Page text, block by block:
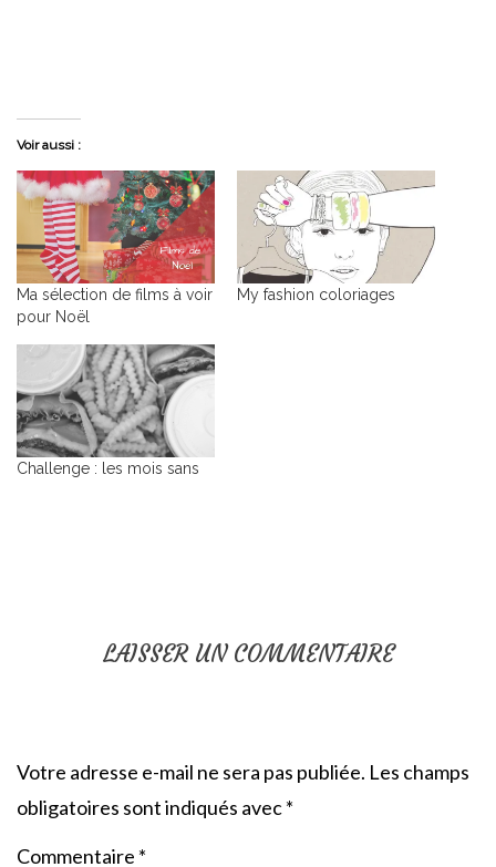
Voir aussi :
Ma sélection de films à voir
pour Noël
My fashion coloriages
Challenge : les mois sans
LAISSER UN COMMENTAIRE
Votre adresse e-mail ne sera pas publiée. Les champs
obligatoires sont indiqués avec *
Commentaire *